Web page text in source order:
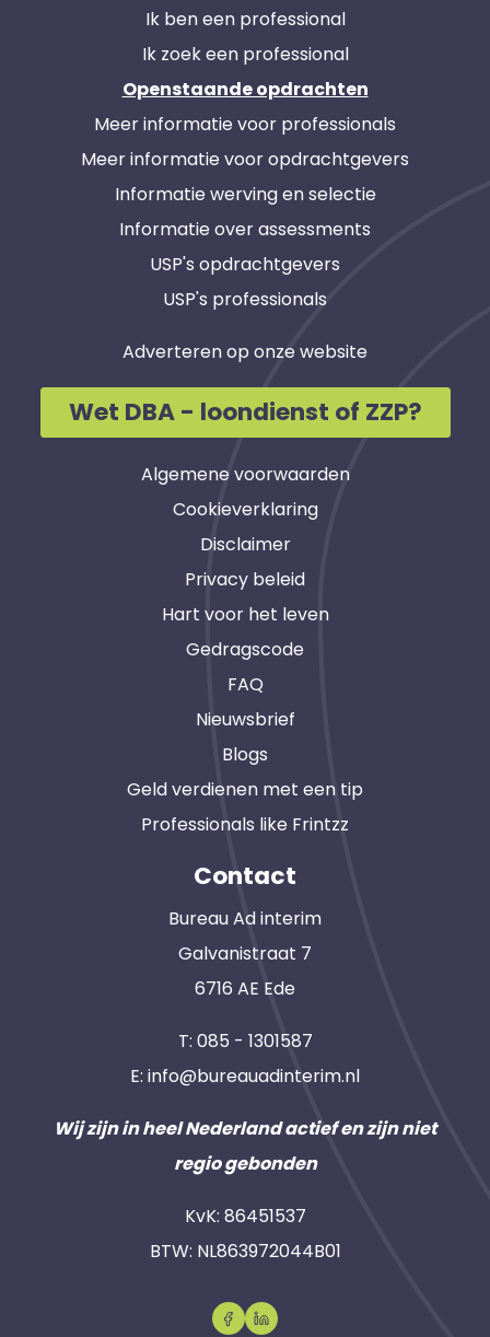
Ik ben een professional
Ik zoek een professional
Openstaande opdrachten
Meer informatie voor professionals
Meer informatie voor opdrachtgevers
Informatie werving en selectie
Informatie over assessments
USP's opdrachtgevers
USP's professionals
Adverteren op onze website
Wet DBA - loondienst of ZZP?
Algemene voorwaarden
Cookieverklaring
Disclaimer
Privacy beleid
Hart voor het leven
Gedragscode
FAQ
Nieuwsbrief
Blogs
Geld verdienen met een tip
Professionals like Frintzz
Contact
Bureau Ad interim
Galvanistraat 7
6716 AE Ede
T: 085 - 1301587
E: info@bureauadinterim.nl
Wij zijn in heel Nederland actief en zijn niet
regio gebonden
KvK: 86451537
BTW: NL863972044B01